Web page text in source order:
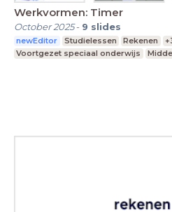
Werkvormen: Timer
October 2025- 9 slides
newEditor Studielessen Rekenen
Voortgezet speciaal onderwijs